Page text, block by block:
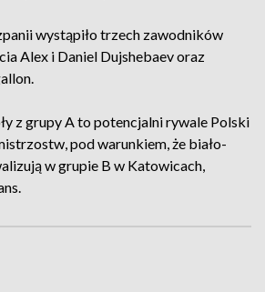
wystąpiło trzech zawodników
Alex i Daniel Dujshebaev oraz
z grupy A to potencjalni rywale Polski
pod warunkiem, że biało-
w grupie B w Katowicach,